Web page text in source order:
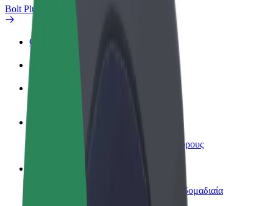
Bolt Plus
Οφέλη
Πώς να συμμετάσχετε
Κερδίστε χρήματα με τους δικούς σας όρους
Παραδώστε φαγητό και πληρώνεστε εβδομαδιαία